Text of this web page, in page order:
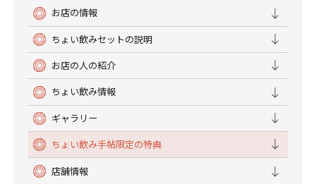
お店の情報
ちょい飲みセットの説明
お店の人の紹介
ちょい飲み情報
ギャラリー
ちょい飲み手帖限定の特典
店舗情報